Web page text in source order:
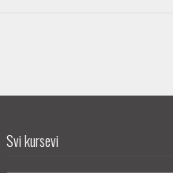
Svi kursevi